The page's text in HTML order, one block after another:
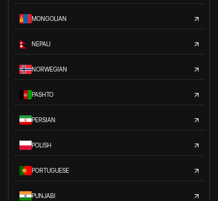
MONGOLIAN
NEPALI
NORWEGIAN
PASHTO
PERSIAN
POLISH
PORTUGUESE
PUNJABI